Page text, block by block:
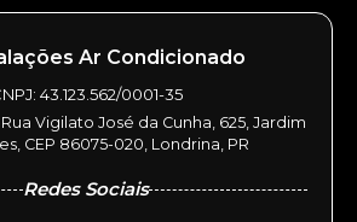
Ar Condicionado
43.123.562/0001-35
Vigilato José da Cunha, 625, Jardim
CEP 86075-020, Londrina, PR
Redes Sociais